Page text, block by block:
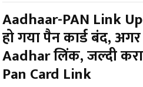
Aadhaar-PAN Link
हो गया पैन कार्ड बंद,
Aadhar लिंक, जल्दी
Pan Card Link